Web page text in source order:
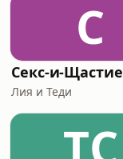
С
Секс-и-Щастие
Лия и Теди